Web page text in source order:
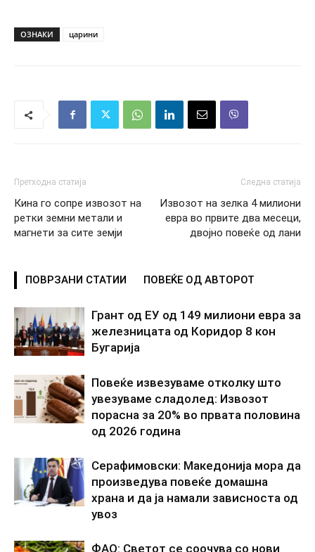
ОЗНАКИ царини
Претходна статија
Кина го сопре извозот на
ретки земни метали и
магнети за сите земји
Следна статија
Извозот на зелка 4 милиони
евра во првите два месеци,
двојно повеќе од лани
ПОВРЗАНИ СТАТИИ ПОВЕЌЕ ОД АВТОРОТ
Грант од ЕУ од 149 милиони евра за
железницата од Коридор 8 кон
Бугарија
Повеќе извезуваме отколку што
увезуваме сладолед: Извозот
порасна за 20% во првата половина
од 2026 година
Серафимовски: Македонија мора да
произведува повеќе домашна
храна и да ја намали зависноста од
увоз
ФАО: Светот се соочува со нови